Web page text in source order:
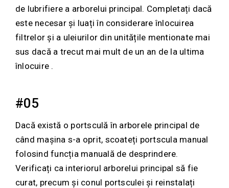
de lubrifiere a arborelui principal. Completați dacă
este necesar și luați în considerare înlocuirea
filtrelor și a uleiurilor din unitățile mentionate mai
sus dacă a trecut mai mult de un an de la ultima
înlocuire .
#05
Dacă există o portsculă în arborele principal de
când mașina s-a oprit, scoateți portscula manual
folosind funcția manuală de desprindere.
Verificați ca interiorul arborelui principal să fie
curat, precum și conul portsculei și reinstalați